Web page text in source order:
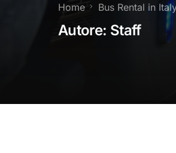
Home Bus Rental in
Autore: Staff